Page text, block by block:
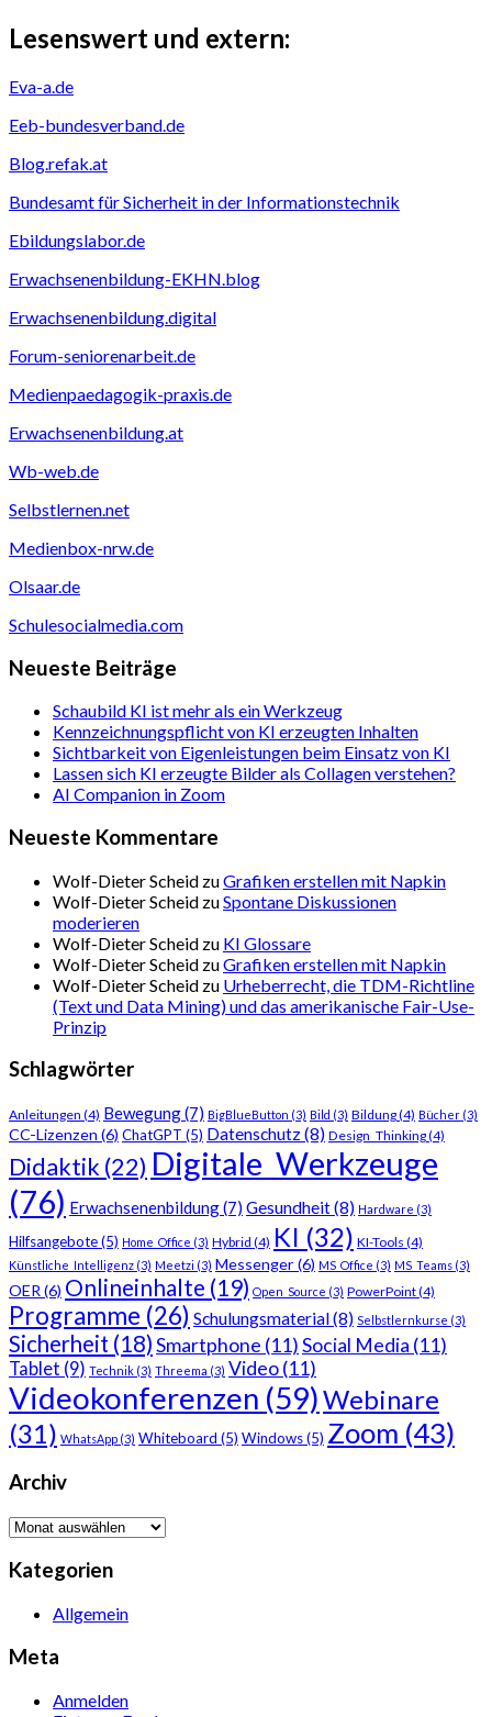
Lesenswert und extern:
Eva-a.de
Eeb-bundesverband.de
Blog.refak.at
Bundesamt für Sicherheit in der Informationstechnik
Ebildungslabor.de
Erwachsenenbildung-EKHN.blog
Erwachsenenbildung.digital
Forum-seniorenarbeit.de
Medienpaedagogik-praxis.de
Erwachsenenbildung.at
Wb-web.de
Selbstlernen.net
Medienbox-nrw.de
Olsaar.de
Schulesocialmedia.com
Neueste Beiträge
Schaubild KI ist mehr als ein Werkzeug
Kennzeichnungspflicht von KI erzeugten Inhalten
Sichtbarkeit von Eigenleistungen beim Einsatz von KI
Lassen sich KI erzeugte Bilder als Collagen verstehen?
AI Companion in Zoom
Neueste Kommentare
Wolf-Dieter Scheid zuGrafiken erstellen mit Napkin
Wolf-Dieter Scheid zuSpontane Diskussionen
moderieren
Wolf-Dieter Scheid zu KI Glossare
Wolf-Dieter Scheid zuGrafiken erstellen mit Napkin
Wolf-Dieter Scheid zu Urheberrecht, die TDM-Richtline
(Text und Data Mining) und das amerikanische Fair-Use-
Prinzip
Schlagwörter
Anleitungen (4) Bewegung(7) BigBlueButton (3) Bild (3) Bildung(4) Bücher (3)
CC-Lizenzen (6) ChatGPT (5) Datenschutz(8) Design_Thinking(4)
Didaktik (22) Digitale_Werkzeuge
(76) Erwachsenenbildung(7) Gesundheit(8) Hardware (3)
Hilfsangebote(5) Home_Office (3) Hybrid (4) KI (32) KI-Tools (4)
Künstliche_Intelligenz (3) Meetzi (3) Messenger (6) MS_Office (3) MS_Teams (3)
OER (6) Onlineinhalte (19) Open_Source (3) PowerPoint(4)
Programme (26) Schulungsmaterial(8) Selbstlernkurse (3)
Sicherheit (18)Smartphone (11)Social Media (11)
Tablet (9) Technik (3) Threema (3) Video(11)
Videokonferenzen (59)Webinare
(31) WhatsApp (3) Whiteboard (5) Windows(5) Zoom (43)
Archiv
Archiv
Kategorien
Allgemein
Meta
Anmelden